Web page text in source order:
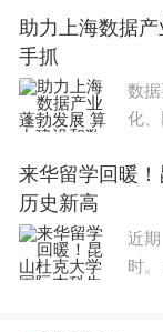
技
助力上海数据
手抓
数
化
市
来华留学回暖
历史新高
近
时